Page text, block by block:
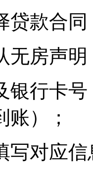
贷款合
无房声
银行卡
）；
写对应信